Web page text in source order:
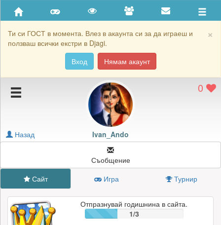
×
Ти си ГОСТ в момента. Влез в акаунта си за да играеш и
ползваш всички екстри в Djagi.
Вход
Нямам акаунт
Приятели
Хронология на игри
Подаръците на Ivan_Ando
Картичките на Ivan_Ando
Блокирай Ivan_Ando
0
Ivan_Ando
Назад
Съобщение
Сайт
Игра Турнир
Отпразнувай годишнина в сайта.
1/3